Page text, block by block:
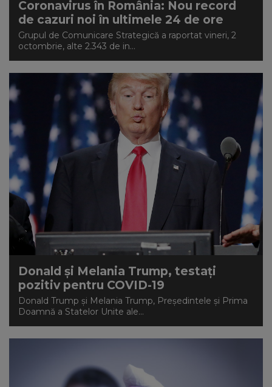
Coronavirus în România: Nou record
de cazuri noi în ultimele 24 de ore
Grupul de Comunicare Strategică a raportat vineri, 2
octombrie, alte 2.343 de in...
Donald și Melania Trump, testați
pozitiv pentru COVID-19
Donald Trump și Melania Trump, Președintele și Prima
Doamnă a Statelor Unite ale...